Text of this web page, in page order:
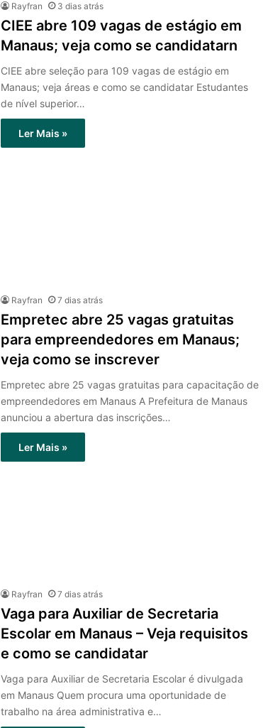
Rayfran 3 dias atrás
CIEE abre 109 vagas de estágio em
Manaus; veja como se candidatarn
CIEE abre seleção para 109 vagas de estágio em
Manaus; veja áreas e como se candidatar Estudantes
de nível superior…
Ler Mais »
Rayfran 7 dias atrás
Empretec abre 25 vagas gratuitas
para empreendedores em Manaus;
veja como se inscrever
Empretec abre 25 vagas gratuitas para capacitação de
empreendedores em Manaus A Prefeitura de Manaus
anunciou a abertura das inscrições…
Ler Mais »
Rayfran 7 dias atrás
Vaga para Auxiliar de Secretaria
Escolar em Manaus – Veja requisitos
e como se candidatar
Vaga para Auxiliar de Secretaria Escolar é divulgada
em Manaus Quem procura uma oportunidade de
trabalho na área administrativa e…